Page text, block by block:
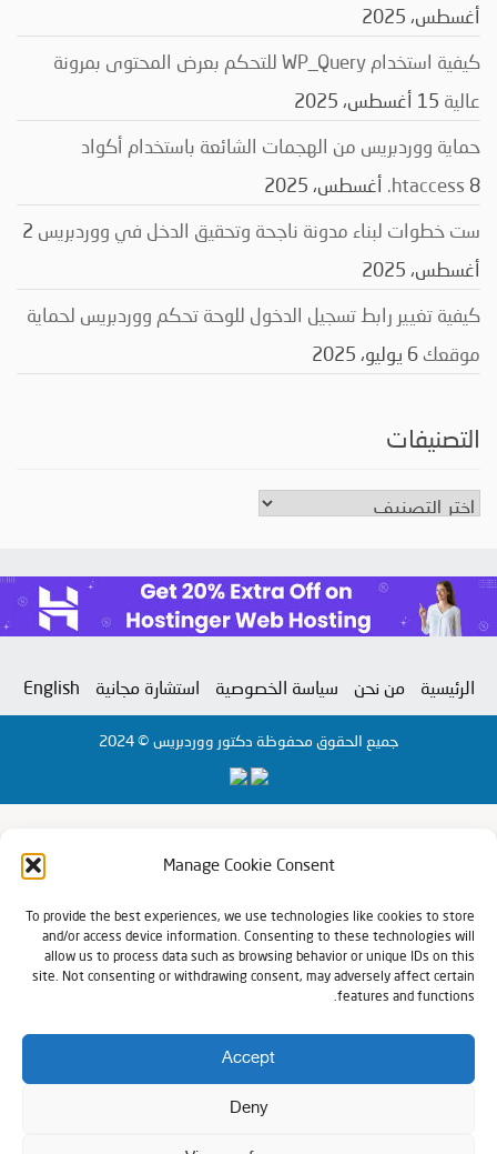
Manage Cookie Consent
To provide the best experiences, we use technologies like cookies to store
and/or access device information. Consenting to these technologies will
allow us to process data such as browsing behavior or unique IDs on this
site. Not consenting or withdrawing consent, may adversely affect certain
features and functions.
Accept
Deny
أغسطس، 2025
كيفية استخدام WP_Query للتحكم بعرض المحتوى بمرونة
عالية 15 أغسطس، 2025
حماية ووردبريس من الهجمات الشائعة باستخدام أكواد
‎.htaccess 8 أغسطس، 2025
ست خطوات لبناء مدونة ناجحة وتحقيق الدخل في ووردبريس 2
أغسطس، 2025
كيفية تغيير رابط تسجيل الدخول للوحة تحكم ووردبريس لحماية
موقعك6 يوليو، 2025
التصنيفات
التصنيفات
الرئيسية من نحن سياسة الخصوصية استشارة مجانية English
جميع الحقوق محفوظة دكتور ووردبريس © 2024